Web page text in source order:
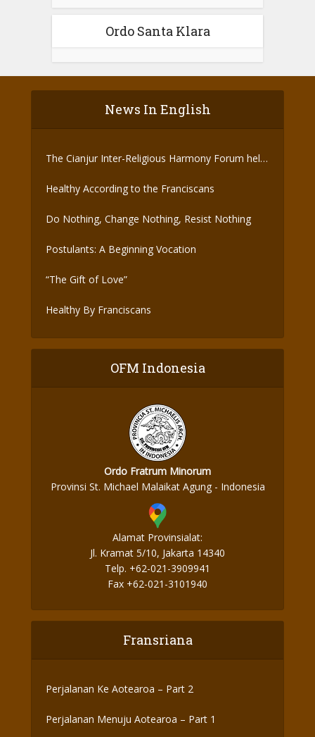
Ordo Santa Klara
News In English
The Cianjur Inter-Religious Harmony Forum held
Healthy According to the Franciscans
Do Nothing, Change Nothing, Resist Nothing
Postulants: A Beginning Vocation
“The Gift of Love”
Healthy By Franciscans
OFM Indonesia
Ordo Fratrum Minorum
Provinsi St. Michael Malaikat Agung - Indonesia
Alamat Provinsialat:
Jl. Kramat 5/10, Jakarta 14340
Telp. +62-021-3909941
Fax +62-021-3101940
Fransriana
Perjalanan Ke Aotearoa – Part 2
Perjalanan Menuju Aotearoa – Part 1